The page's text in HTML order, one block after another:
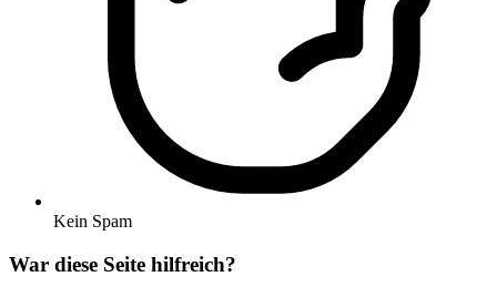
Kein Spam
War diese Seite hilfreich?